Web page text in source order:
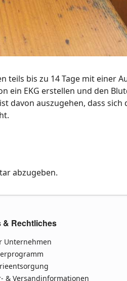
teils bis zu 14 Tage mit einer
ein EKG erstellen und den
davon auszugehen, dass
abzugeben.
& Rechtliches
Unternehmen
& Versandinformationen